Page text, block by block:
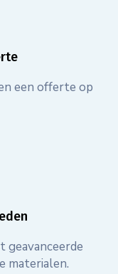
een offerte op
materialen.